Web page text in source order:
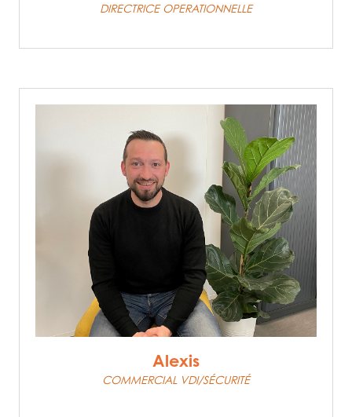
DIRECTRICE OPERATIONNELLE
Alexis
COMMERCIAL VDI/SÉCURITÉ